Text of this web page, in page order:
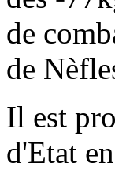
de
de
Il est
d'Etat